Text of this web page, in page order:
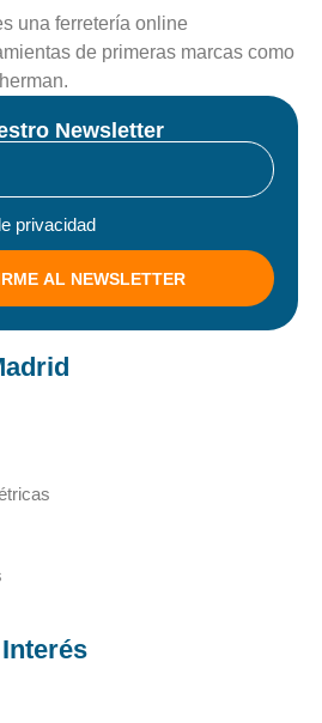
una ferretería online
de primeras marcas como
Newsletter
privacidad
AL NEWSLETTER